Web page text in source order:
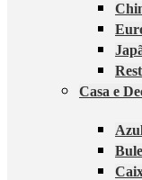
Casa e